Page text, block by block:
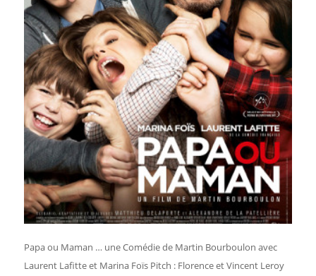
Papa ou Maman … une Comédie de Martin Bourboulon avec
Laurent Lafitte et Marina Foïs Pitch : Florence et Vincent Leroy